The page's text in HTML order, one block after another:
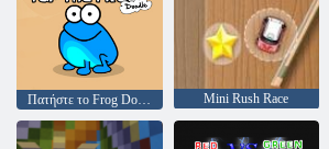
Πατήστε το Frog Doodle Mini Rush Race